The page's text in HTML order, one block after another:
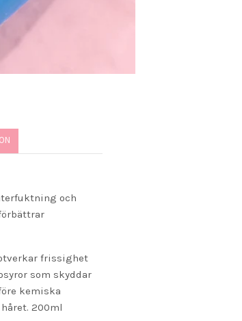
och
frissighet
som skyddar
kemiska
200ml